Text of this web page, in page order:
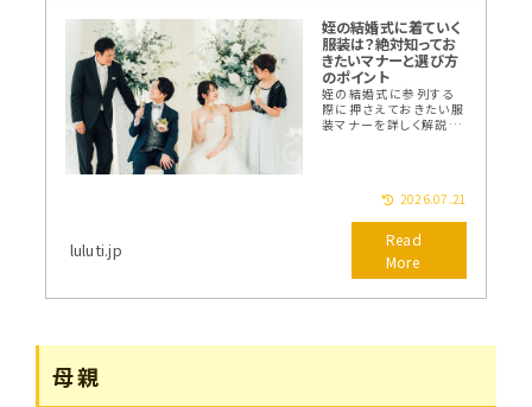
姪の結婚式に着ていく
服装は？絶対知ってお
きたいマナーと選び方
のポイント
姪の結婚式に参列する
際に押さえておきたい服
装マナーを詳しく解説。
luluti.jp
2026.07.21
母親